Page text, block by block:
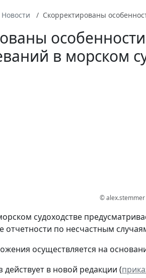
Новости Скорректированы
в морском
©
судоходстве
отчетности по несчастным
осуществляется на
действует в новой редакции (